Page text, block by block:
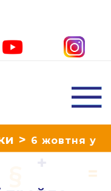
> 6 жовтня у